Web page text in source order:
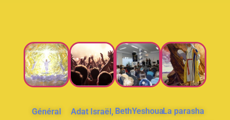
Général
Adat Israël, BethYeshouaLa parasha